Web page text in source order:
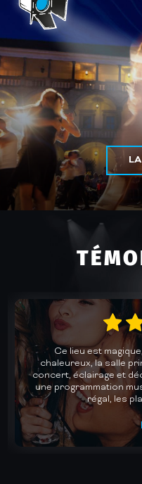
Un accueil chaleureux
des plus belles salles
avec des groupes de
mémorables. Un